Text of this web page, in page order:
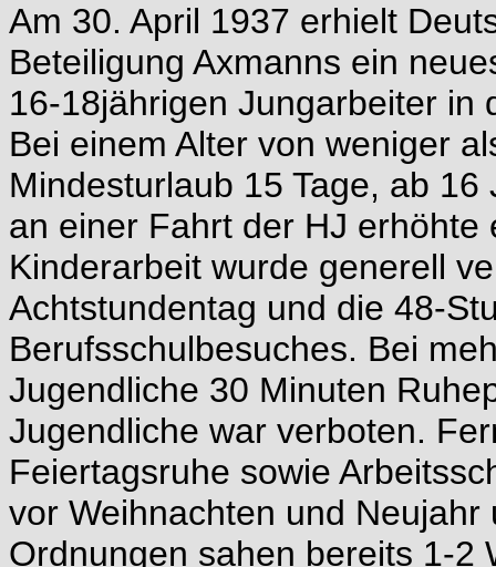
Am 30. April 1937 erhielt
Beteiligung Axmanns ein
16-18jährigen Jungarbeiter in
Bei einem Alter von weniger
Mindesturlaub 15 Tage, ab
an einer Fahrt der HJ
Kinderarbeit wurde generell
Achtstundentag und die 48-
Berufsschulbesuches. Bei
Jugendliche 30 Minuten
Jugendliche war verboten.
Feiertagsruhe sowie
vor Weihnachten und
Ordnungen sahen bereits 1-2